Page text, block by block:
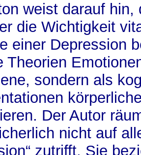
weist darauf hin,
die Wichtigkeit
einer Depression
Theorien
sondern als
Der Autor
nicht auf
zutrifft. Sie